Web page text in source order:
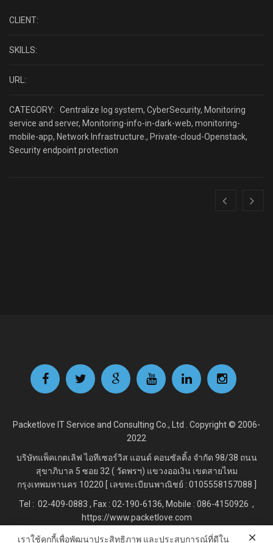
CLIENT:
SKILLS:
URL:
CATEGORY: Centralize log system, CyberSecurity, Monitoring
service and server, Monitoring-info-in-dark-web, monitoring-
mobile-app, Network Infrastructure. , Private-cloud-Openstack,
Security endpoint protection
Packetlove IT Service and Consulting Co., Ltd . Copyright © 2006-
2022
บริษัทแพ็คเกตเลิฟ ไอทีเซอร์วิส แอนด์ คอนซัลติ้ง จำกัด 98/38 ถนน
สุขาภิบาล 5 ซอย 32 ( วัดพรฯ) แขวงออเงิน เขตสายไหม
กรุงเทพมหานคร 10220 [ เลขทะเบียนพาณิชย์ : 0105558157088 ]
Tel : 02-409-0883 , Fax : 02-190-6136, Mobile : 086-4150926 ,
https://www.packetlove.com
เราใช้คุกกี้เพื่อพัฒนาประสิทธิภาพ และประสบการณ์ที่ดีใน